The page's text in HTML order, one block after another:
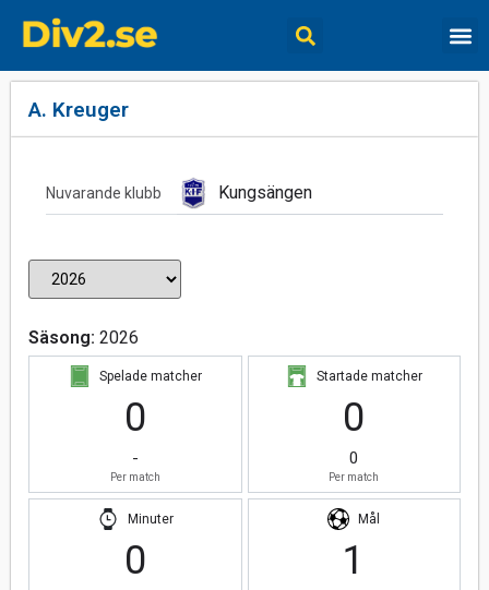
A. Kreuger
Nuvarande klubb Kungsängen
Säsong: 2026
Spelade matcher
0
-
Per match
Startade matcher
0
0
Per match
Minuter
0
Mål
1